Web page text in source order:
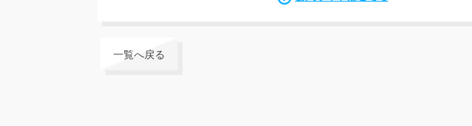
一覧へ戻る